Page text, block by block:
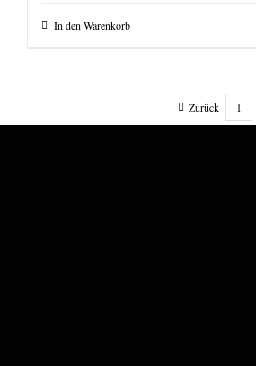
In den Warenkorb
Zurück 1